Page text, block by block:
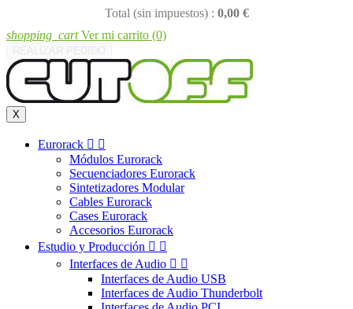
Total (sin impuestos) : 0,00 €
shopping_cart Ver mi carrito (0)
X
Eurorack  
Módulos Eurorack
Secuenciadores Eurorack
Sintetizadores Modular
Cables Eurorack
Cases Eurorack
Accesorios Eurorack
Estudio y Producción  
Interfaces de Audio  
Interfaces de Audio USB
Interfaces de Audio Thunderbolt